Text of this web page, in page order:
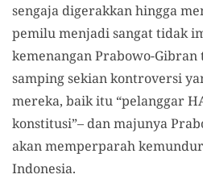
sengaja digerakkan hingga
pemilu menjadi sangat tidak
kemenangan Prabowo-
samping sekian kontroversi
mereka, baik itu “pelanggar
konstitusi”– dan majunya
akan memperparah
Indonesia.